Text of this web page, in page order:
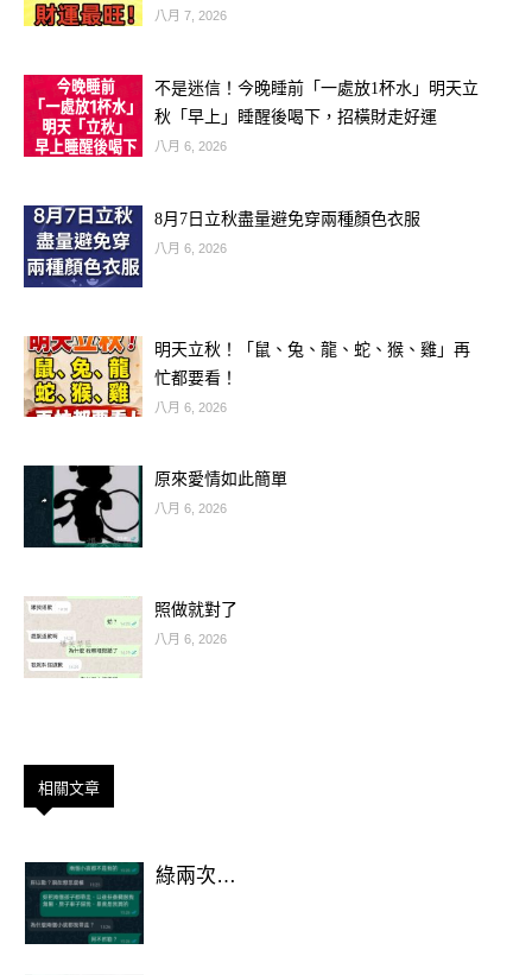
爆棚
雙子在2026的好運來自「說話與連
結」。
溝通、創意、企劃、行銷相關工作者會
特別亮眼。
新朋友、新合作、甚至舊情復燃都有可
一個接一個。
曝光，靈感與桃花會同時上線。
八月 7, 2026
不是迷信！今晚睡前「一處放1杯水」明天立
秋「早上」睡醒後喝下，招橫財走好運
八月 6, 2026
8月7日立秋盡量避免穿兩種顏色衣服
八月 6, 2026
明天立秋！「鼠、兔、龍、蛇、猴、雞」再
忙都要看！
八月 6, 2026
原來愛情如此簡單
八月 6, 2026
照做就對了
八月 6, 2026
相關文章
綠兩次…